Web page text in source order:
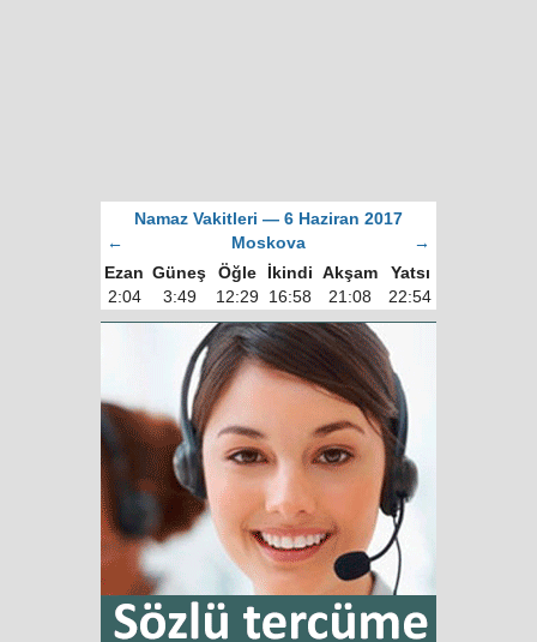
Namaz Vakitleri — 6 Haziran 2017
←
Moskova
→
Ezan Güneş Öğle İkindi Akşam
Yatsı
2:04
3:49 12:29 16:58 21:08 22:54